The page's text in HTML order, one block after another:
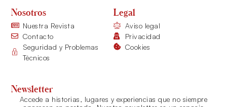
Nosotros
Nuestra Revista
Contacto
Seguridad y Problemas
Técnicos
Legal
Aviso legal
Privacidad
Cookies
Newsletter
Accede a historias, lugares y experiencias que no siempre